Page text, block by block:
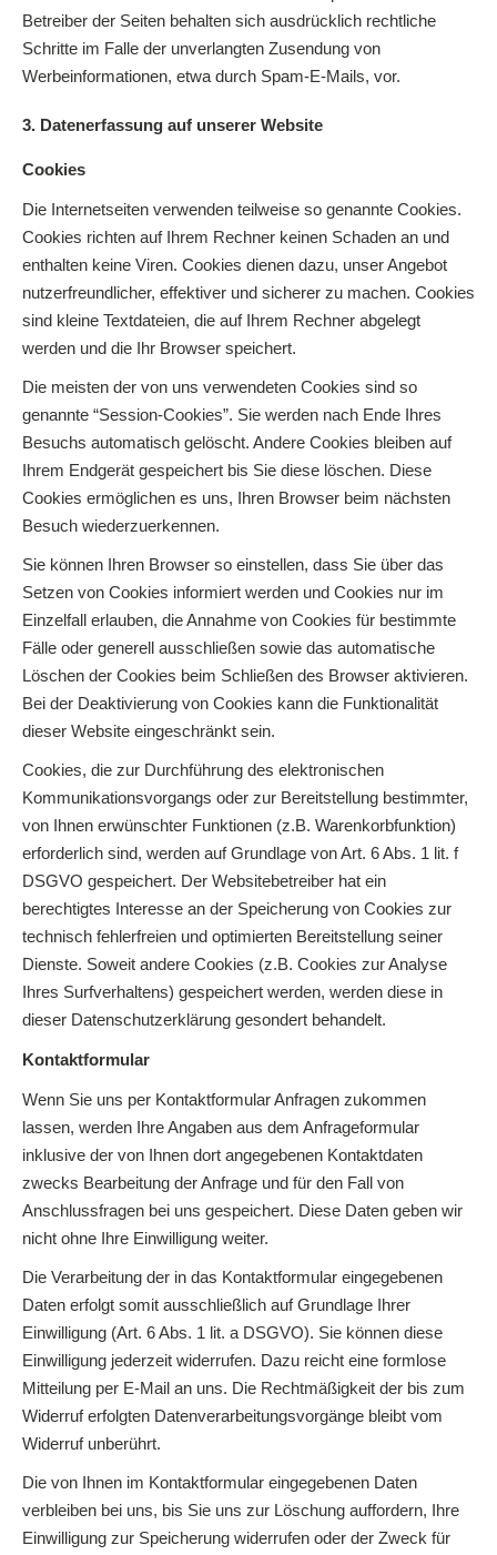
Betreiber der Seiten behalten sich ausdrücklich rechtliche
Schritte im Falle der unverlangten Zusendung von
Werbeinformationen, etwa durch Spam-E-Mails, vor.
3. Datenerfassung auf unserer Website
Cookies
Die Internetseiten verwenden teilweise so genannte Cookies.
Cookies richten auf Ihrem Rechner keinen Schaden an und
enthalten keine Viren. Cookies dienen dazu, unser Angebot
nutzerfreundlicher, effektiver und sicherer zu machen. Cookies
sind kleine Textdateien, die auf Ihrem Rechner abgelegt
werden und die Ihr Browser speichert.
Die meisten der von uns verwendeten Cookies sind so
genannte “Session-Cookies”. Sie werden nach Ende Ihres
Besuchs automatisch gelöscht. Andere Cookies bleiben auf
Ihrem Endgerät gespeichert bis Sie diese löschen. Diese
Cookies ermöglichen es uns, Ihren Browser beim nächsten
Besuch wiederzuerkennen.
Sie können Ihren Browser so einstellen, dass Sie über das
Setzen von Cookies informiert werden und Cookies nur im
Einzelfall erlauben, die Annahme von Cookies für bestimmte
Fälle oder generell ausschließen sowie das automatische
Löschen der Cookies beim Schließen des Browser aktivieren.
Bei der Deaktivierung von Cookies kann die Funktionalität
dieser Website eingeschränkt sein.
Cookies, die zur Durchführung des elektronischen
Kommunikationsvorgangs oder zur Bereitstellung bestimmter,
von Ihnen erwünschter Funktionen (z.B. Warenkorbfunktion)
erforderlich sind, werden auf Grundlage von Art. 6 Abs. 1 lit. f
DSGVO gespeichert. Der Websitebetreiber hat ein
berechtigtes Interesse an der Speicherung von Cookies zur
technisch fehlerfreien und optimierten Bereitstellung seiner
Dienste. Soweit andere Cookies (z.B. Cookies zur Analyse
Ihres Surfverhaltens) gespeichert werden, werden diese in
dieser Datenschutzerklärung gesondert behandelt.
Kontaktformular
Wenn Sie uns per Kontaktformular Anfragen zukommen
lassen, werden Ihre Angaben aus dem Anfrageformular
inklusive der von Ihnen dort angegebenen Kontaktdaten
zwecks Bearbeitung der Anfrage und für den Fall von
Anschlussfragen bei uns gespeichert. Diese Daten geben wir
nicht ohne Ihre Einwilligung weiter.
Die Verarbeitung der in das Kontaktformular eingegebenen
Daten erfolgt somit ausschließlich auf Grundlage Ihrer
Einwilligung (Art. 6 Abs. 1 lit. a DSGVO). Sie können diese
Einwilligung jederzeit widerrufen. Dazu reicht eine formlose
Mitteilung per E-Mail an uns. Die Rechtmäßigkeit der bis zum
Widerruf erfolgten Datenverarbeitungsvorgänge bleibt vom
Widerruf unberührt.
Die von Ihnen im Kontaktformular eingegebenen Daten
verbleiben bei uns, bis Sie uns zur Löschung auffordern, Ihre
Einwilligung zur Speicherung widerrufen oder der Zweck für